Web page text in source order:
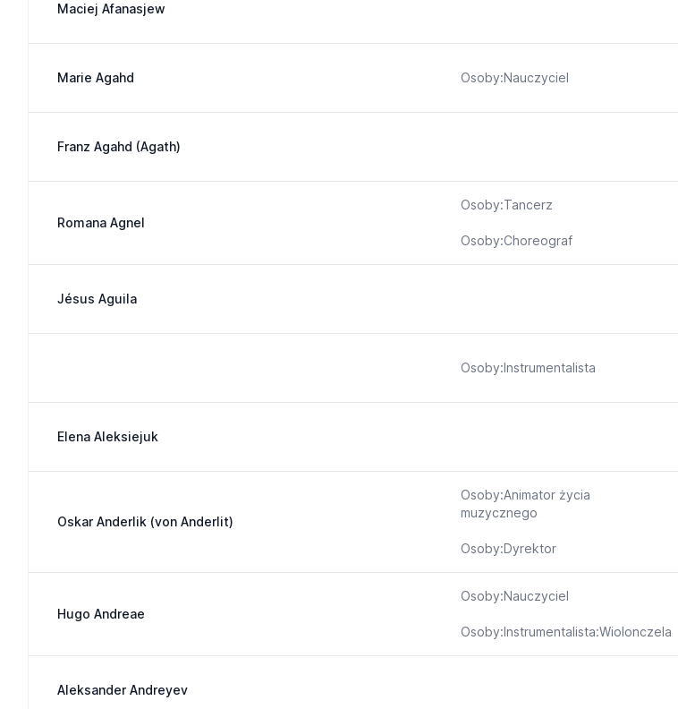
Maciej Afanasjew
Marie Agahd Osoby:Nauczyciel
Franz Agahd (Agath)
Romana Agnel
Osoby:Tancerz
Osoby:Choreograf
Jésus Aguila
Osoby:Instrumentalista
Elena Aleksiejuk
Oskar Anderlik (von Anderlit)
Osoby:Animator życia
muzycznego
Osoby:Dyrektor
Hugo Andreae
Osoby:Nauczyciel
Osoby:Instrumentalista:Wiolonczela
Aleksander Andreyev